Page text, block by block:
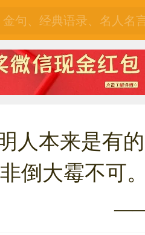
人本来是有
倒大霉不可